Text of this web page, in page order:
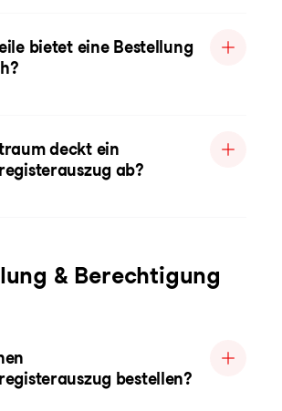
bietet eine Bestellung
deckt ein
ab?
& Berechtigung
bestellen?